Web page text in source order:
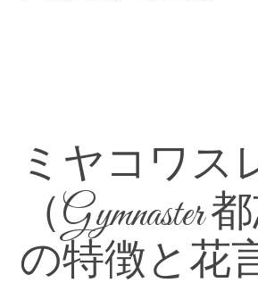
ミヤコワス
（Gymnaster
の特徴と花